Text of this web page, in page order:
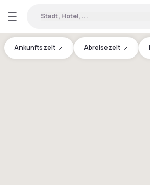
Stadt, Hotel, ...
Ankunftszeit Abreisezeit